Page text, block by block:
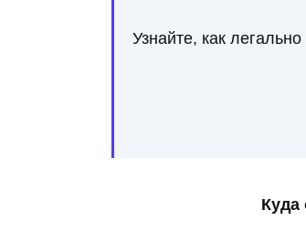
Узнайте, как
Куда